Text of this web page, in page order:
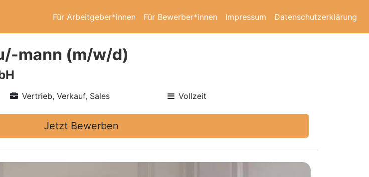
Für Arbeitgeber*innen Für Bewerber*innen Impressum Datenschutzerklärung
mann (m/w/d)
Vertrieb, Verkauf, Sales Vollzeit
Jetzt Bewerben